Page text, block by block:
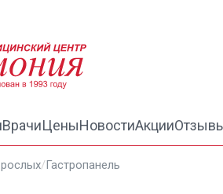
ВрачиЦеныНовостиАкции
/Гастропанель